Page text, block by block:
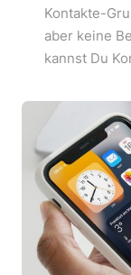
Kontakte-
aber keine
kannst Du